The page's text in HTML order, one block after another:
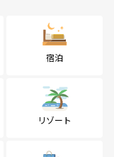
宿泊
リゾート